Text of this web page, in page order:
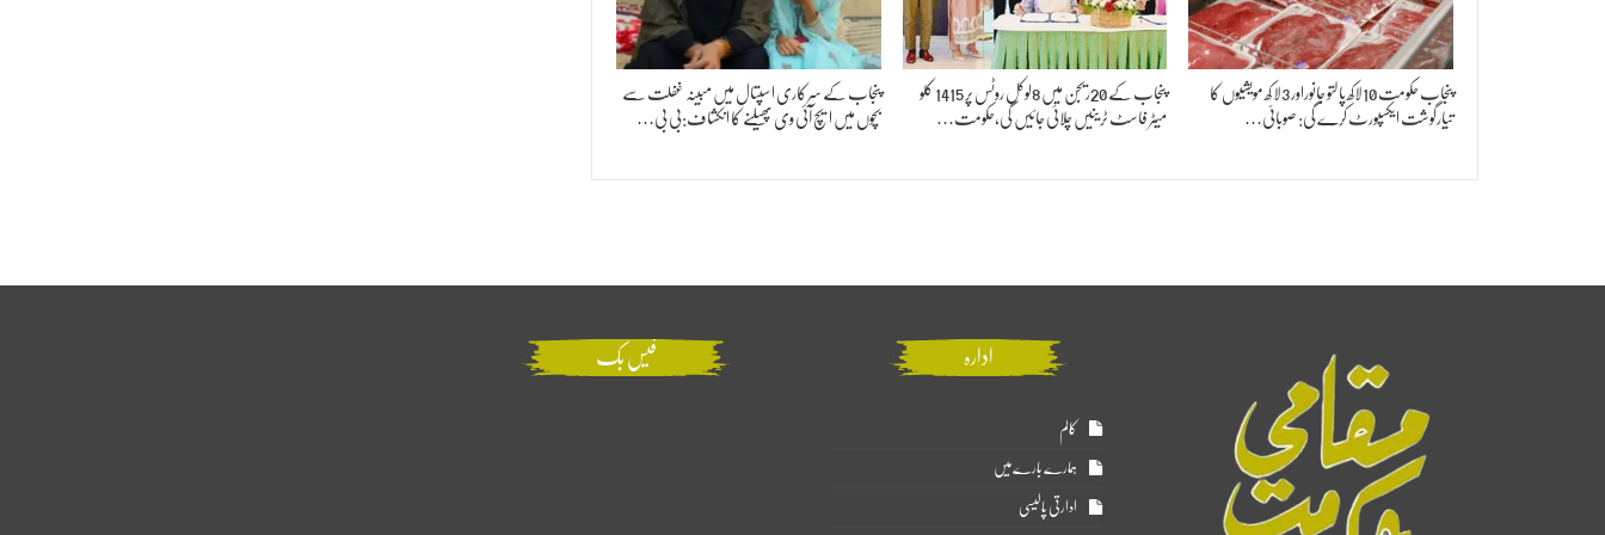
پنجاب حکومت 10لاکھ پالتو جانوراور 3لا کھ مویشیوں کا
تیارگوشت ایکسپورٹ کرے گی: صوبائی…
پنجاب کے 20ریجن میں 8لوکل روٹس پر 1415 کلو
میٹر فاسٹ ٹرینیں چلائی جائیں گی،حکومت…
پنجاب کے سرکاری اسپتال میں مبینہ غفلت سے
بچوں میں ایچ آئی وی پھیلنے کا انکشاف:بی بی…
ادارہ
کالم
ہمارے بارے میں
ادارتی پالیسی
فیس بک